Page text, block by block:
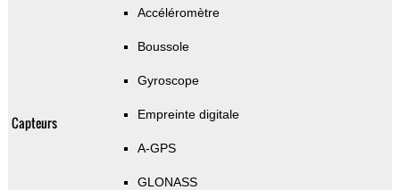
Capteurs
Accéléromètre
Boussole
Gyroscope
Empreinte digitale
A-GPS
GLONASS